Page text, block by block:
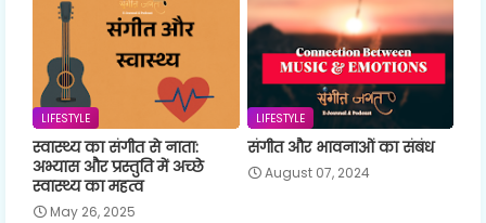
LIFESTYLE
स्वास्थ्य का संगीत से नाता:
अभ्यास और प्रस्तुति में अच्छे
स्वास्थ्य का महत्व
May 26, 2025
LIFESTYLE
संगीत और भावनाओं का संबंध
August 07, 2024